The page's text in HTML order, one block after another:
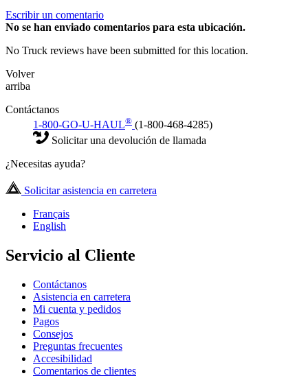
Escribir un comentario
No se han enviado comentarios para esta ubicación.
No Truck reviews have been submitted for this location.
Volver
arriba
Contáctanos
1-800-GO-U-HAUL® (1-800-468-4285)
Solicitar una devolución de llamada
¿Necesitas ayuda?
Solicitar asistencia en carretera
Français
English
Servicio al Cliente
Contáctanos
Asistencia en carretera
Mi cuenta y pedidos
Pagos
Consejos
Preguntas frecuentes
Accesibilidad
Comentarios de clientes